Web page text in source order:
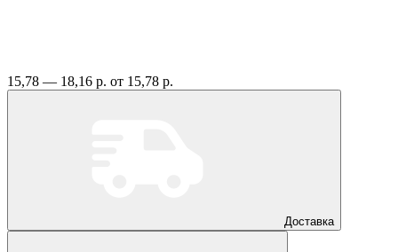
15,78 — 18,16 р. от 15,78 р.
Доставка